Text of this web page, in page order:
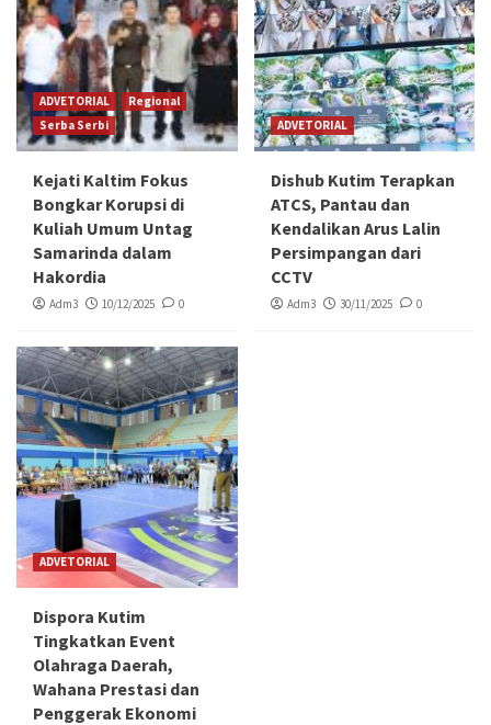
ADVETORIAL
Regional
Serba Serbi
Kejati Kaltim Fokus
Bongkar Korupsi di
Kuliah Umum Untag
Samarinda dalam
Hakordia
Adm3 10/12/2025 0
ADVETORIAL
Dishub Kutim Terapkan
ATCS, Pantau dan
Kendalikan Arus Lalin
Persimpangan dari
CCTV
Adm3 30/11/2025 0
ADVETORIAL
Dispora Kutim
Tingkatkan Event
Olahraga Daerah,
Wahana Prestasi dan
Penggerak Ekonomi